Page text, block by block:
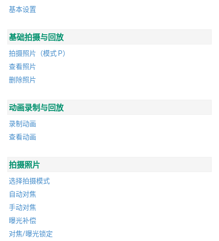
基本设置
基础拍摄与回放
拍摄照片（模式 P）
查看照片
删除照片
动画录制与回放
录制动画
查看动画
拍摄照片
选择拍摄模式
自动对焦
手动对焦
曝光补偿
对焦/曝光锁定